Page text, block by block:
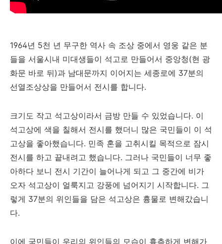
1964년 5천 년 무구한 역사 속 조상 중에서 영웅 같은 분
들을 서울시내 미대생들이 석고로 만들어서 중앙청(현 광
화문 바로 뒤)과 남대문까지 이어지는 세종로에 37분의
선열조상상을 만들어서 전시를 합니다.
크기도 작고 석고상이라서 금방 만들 수 있었습니다. 이
석고상에 색을 칠해서 전시를 했더니 많은 국민들이 이 석
고상을 좋아했습니다. 민족 혼을 고취시킬 목적으로 잠시
전시를 하고 끝내려고 했습니다. 그러나 국민들이 너무 좋
아하다 보니 전시 기간이 늘어나게 되고 그 중간에 비가
오자 석고상이 얼룩지고 강풍에 넘어지기 시작합니다. 그
렇게 37분의 위인들을 담은 석고상은 흉물로 변해갔습니
다.
이에 국민들이 우리의 위인들의 모습이 흉측하게 변해가